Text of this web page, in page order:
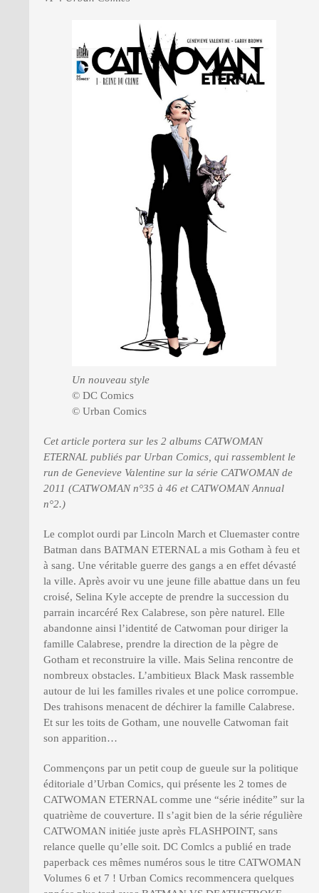
Un nouveau style
© DC Comics
© Urban Comics
Cet article portera sur les 2 albums CATWOMAN
ETERNAL publiés par Urban Comics, qui rassemblent le
run de Genevieve Valentine sur la série CATWOMAN de
2011 (CATWOMAN n°35 à 46 et CATWOMAN Annual
n°2.)
Le complot ourdi par Lincoln March et Cluemaster contre
Batman dans BATMAN ETERNAL a mis Gotham à feu et
à sang. Une véritable guerre des gangs a en effet dévasté
la ville. Après avoir vu une jeune fille abattue dans un feu
croisé, Selina Kyle accepte de prendre la succession du
parrain incarcéré Rex Calabrese, son père naturel. Elle
abandonne ainsi l’identité de Catwoman pour diriger la
famille Calabrese, prendre la direction de la pègre de
Gotham et reconstruire la ville. Mais Selina rencontre de
nombreux obstacles. L’ambitieux Black Mask rassemble
autour de lui les familles rivales et une police corrompue.
Des trahisons menacent de déchirer la famille Calabrese.
Et sur les toits de Gotham, une nouvelle Catwoman fait
son apparition…
Commençons par un petit coup de gueule sur la politique
éditoriale d’Urban Comics, qui présente les 2 tomes de
CATWOMAN ETERNAL comme une “série inédite” sur la
quatrième de couverture. Il s’agit bien de la série régulière
CATWOMAN initiée juste après FLASHPOINT, sans
relance quelle qu’elle soit. DC Comlcs a publié en trade
paperback ces mêmes numéros sous le titre CATWOMAN
Volumes 6 et 7 ! Urban Comics recommencera quelques